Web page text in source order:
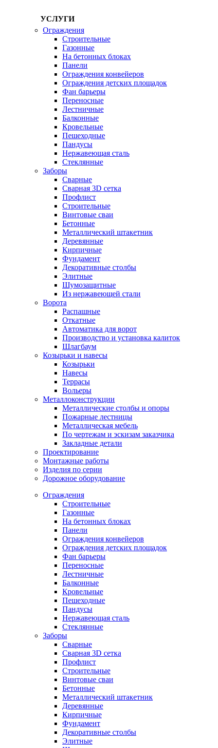
УСЛУГИ
Ограждения
Строительные
Газонные
На бетонных блоках
Панели
Ограждения конвейеров
Ограждения детских площадок
Фан барьеры
Переносные
Лестничные
Балконные
Кровельные
Пешеходные
Пандусы
Нержавеющая сталь
Стеклянные
Заборы
Сварные
Сварная 3D сетка
Профлист
Строительные
Винтовые сваи
Бетонные
Металлический штакетник
Деревянные
Кирпичные
Фундамент
Декоративные столбы
Элитные
Шумозащитные
Из нержавеющей стали
Ворота
Распашные
Откатные
Автоматика для ворот
Производство и установка калиток
Шлагбаум
Козырьки и навесы
Козырьки
Навесы
Террасы
Вольеры
Металлоконструкции
Металлические столбы и опоры
Пожарные лестницы
Металлическая мебель
По чертежам и эскизам заказчика
Закладные детали
Проектирование
Монтажные работы
Изделия по серии
Дорожное оборудование
Ограждения
Строительные
Газонные
На бетонных блоках
Панели
Ограждения конвейеров
Ограждения детских площадок
Фан барьеры
Переносные
Лестничные
Балконные
Кровельные
Пешеходные
Пандусы
Нержавеющая сталь
Стеклянные
Заборы
Сварные
Сварная 3D сетка
Профлист
Строительные
Винтовые сваи
Бетонные
Металлический штакетник
Деревянные
Кирпичные
Фундамент
Декоративные столбы
Элитные